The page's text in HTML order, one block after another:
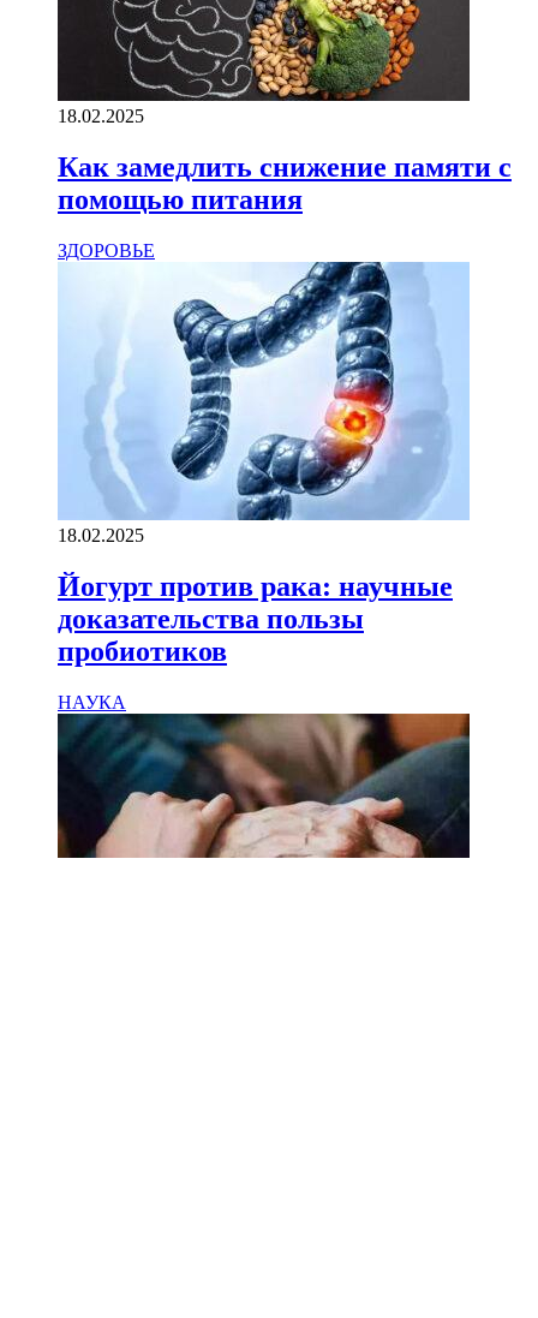
18.02.2025
Как замедлить снижение памяти с
помощью питания
ЗДОРОВЬЕ
18.02.2025
Йогурт против рака: научные
доказательства пользы
пробиотиков
НАУКА